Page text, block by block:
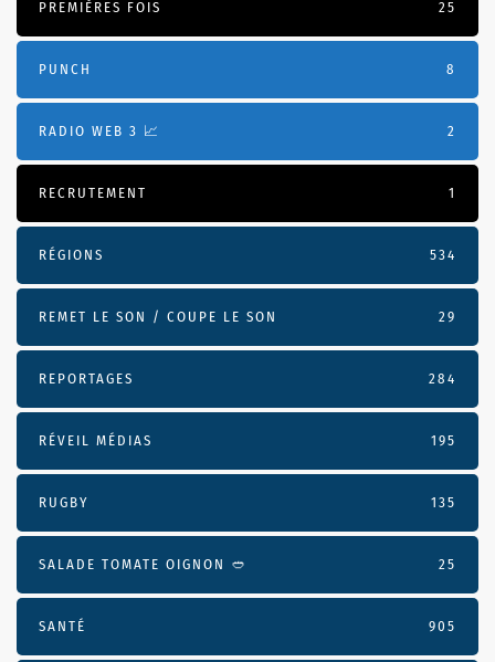
PREMIÈRES FOIS 25
PUNCH 8
RADIO WEB 3 📈 2
RECRUTEMENT 1
RÉGIONS 534
REMET LE SON / COUPE LE SON 29
REPORTAGES 284
RÉVEIL MÉDIAS 195
RUGBY 135
SALADE TOMATE OIGNON 🥙 25
SANTÉ 905